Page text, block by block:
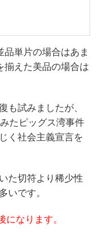
単片の場合はあま
揃えた美品の場合は
も試みましたが、
たピッグス湾事件
く社会主義宣言を
た切符より稀少性
いです。
なります。